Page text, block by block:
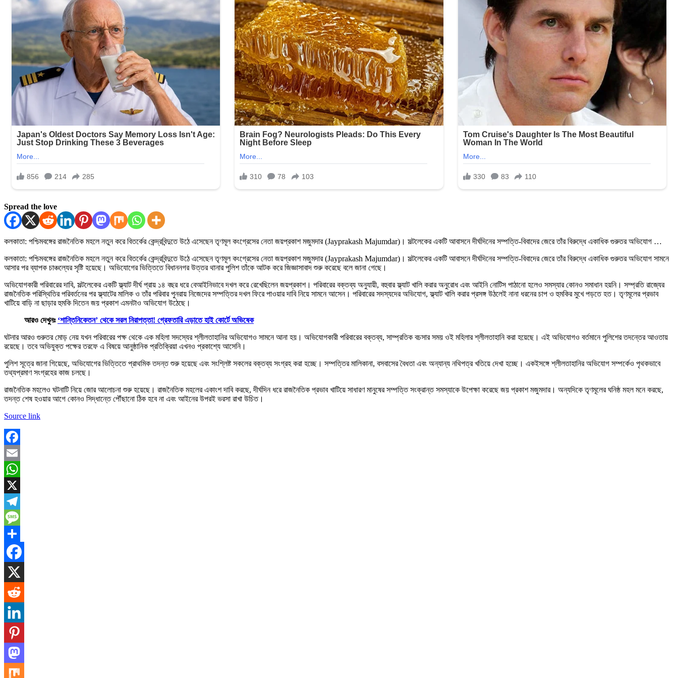
Spread the love
কলকাতা: পশ্চিমবঙ্গের রাজনৈতিক মহলে নতুন করে বিতর্কের কেন্দ্রবিন্দুতে উঠে এসেছেন তৃণমূল কংগ্রেসের নেতা জয়প্রকাশ মজুমদার (Jayprakash Majumdar)। সল্টলেকের একটি আবাসনে দীর্ঘদিনের সম্পত্তি-বিবাদের জেরে তাঁর বিরুদ্ধে একাধিক গুরুতর অভিযোগ …
কলকাতা: পশ্চিমবঙ্গের রাজনৈতিক মহলে নতুন করে বিতর্কের কেন্দ্রবিন্দুতে উঠে এসেছেন তৃণমূল কংগ্রেসের নেতা জয়প্রকাশ মজুমদার (Jayprakash Majumdar)। সল্টলেকের একটি আবাসনে দীর্ঘদিনের সম্পত্তি-বিবাদের জেরে তাঁর বিরুদ্ধে একাধিক গুরুতর অভিযোগ সামনে
আসার পর ব্যাপক চাঞ্চল্যের সৃষ্টি হয়েছে। অভিযোগের ভিত্তিতে বিধাননগর উত্তর থানার পুলিশ তাঁকে আটক করে জিজ্ঞাসাবাদ শুরু করেছে বলে জানা গেছে।
অভিযোগকারী পরিবারের দাবি, সল্টলেকের একটি ফ্ল্যাট দীর্ঘ প্রায় ১৪ বছর ধরে বেআইনিভাবে দখল করে রেখেছিলেন জয়প্রকাশ। পরিবারের বক্তব্য অনুযায়ী, বহুবার ফ্ল্যাট খালি করার অনুরোধ এবং আইনি নোটিস পাঠানো হলেও সমস্যার কোনও সমাধান হয়নি। সম্প্রতি রাজ্যের
রাজনৈতিক পরিস্থিতির পরিবর্তনের পর ফ্ল্যাটের মালিক ও তাঁর পরিবার পুনরায় নিজেদের সম্পত্তির দখল ফিরে পাওয়ার দাবি নিয়ে সামনে আসেন। পরিবারের সদস্যদের অভিযোগ, ফ্ল্যাট খালি করার প্রসঙ্গ উঠলেই নানা ধরনের চাপ ও হুমকির মুখে পড়তে হত। তৃণমূলের প্রভাব
খাটিয়ে বাড়ি না ছাড়ার হুমকি দিতেন জয় প্রকাশ এমনটাও অভিযোগ উঠেছে।
আরও দেখুনঃ ‘শান্তিনিকেতন’ থেকে সরল নিরাপত্তা! গ্রেফতারি এড়াতে হাই কোর্টে অভিষেক
ঘটনার আরও গুরুতর মোড় নেয় যখন পরিবারের পক্ষ থেকে এক মহিলা সদস্যের শ্লীলতাহানির অভিযোগও সামনে আনা হয়। অভিযোগকারী পরিবারের বক্তব্য, সাম্প্রতিক বচসার সময় ওই মহিলার শ্লীলতাহানি করা হয়েছে। এই অভিযোগও বর্তমানে পুলিশের তদন্তের আওতায়
রয়েছে। তবে অভিযুক্ত পক্ষের তরফে এ বিষয়ে আনুষ্ঠানিক প্রতিক্রিয়া এখনও প্রকাশ্যে আসেনি।
পুলিশ সূত্রে জানা গিয়েছে, অভিযোগের ভিত্তিতে প্রাথমিক তদন্ত শুরু হয়েছে এবং সংশ্লিষ্ট সকলের বক্তব্য সংগ্রহ করা হচ্ছে। সম্পত্তির মালিকানা, বসবাসের বৈধতা এবং অন্যান্য নথিপত্র খতিয়ে দেখা হচ্ছে। একইসঙ্গে শ্লীলতাহানির অভিযোগ সম্পর্কেও পৃথকভাবে
তথ্যপ্রমাণ সংগ্রহের কাজ চলছে।
রাজনৈতিক মহলেও ঘটনাটি নিয়ে জোর আলোচনা শুরু হয়েছে। রাজনৈতিক মহলের একাংশ দাবি করছে, দীর্ঘদিন ধরে রাজনৈতিক প্রভাব খাটিয়ে সাধারণ মানুষের সম্পত্তি সংক্রান্ত সমস্যাকে উপেক্ষা করেছে জয় প্রকাশ মজুমদার। অন্যদিকে তৃণমূলের ঘনিষ্ঠ মহল মনে করছে,
তদন্ত শেষ হওয়ার আগে কোনও সিদ্ধান্তে পৌঁছানো ঠিক হবে না এবং আইনের উপরই ভরসা রাখা উচিত।
Source link
Facebook
Email
WhatsApp
X
Telegram
Message
Share